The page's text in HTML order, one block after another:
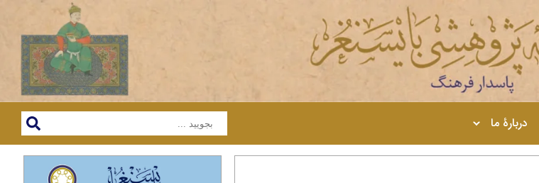
دربارۀ ما